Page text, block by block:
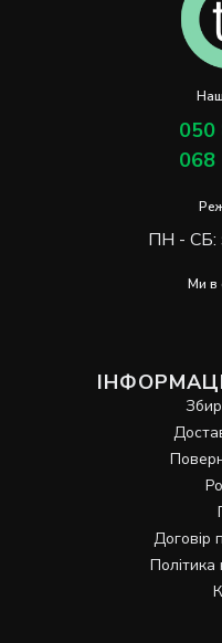
050
068
ПН - СБ:
Ми в
Договір
Політика